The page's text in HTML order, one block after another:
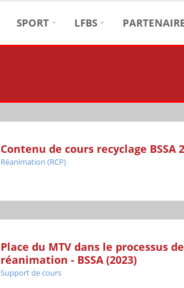
SPORT LFBS
Contenu de cours recyclage BSSA
Réanimation (RCP)
Place du MTV dans le processus de
réanimation - BSSA (2023)
Support de cours